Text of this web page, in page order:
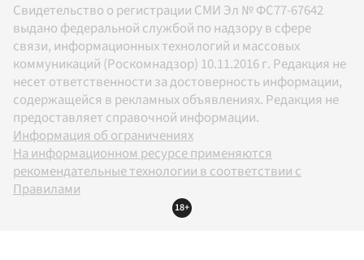
Свидетельство о регистрации СМИ Эл № ФС77-67642
выдано федеральной службой по надзору в сфере
связи, информационных технологий и массовых
коммуникаций (Роскомнадзор) 10.11.2016 г. Редакция не
несет ответственности за достоверность информации,
содержащейся в рекламных объявлениях. Редакция не
предоставляет справочной информации.
Информация об ограничениях
На информационном ресурсе применяются
рекомендательные технологии в соответствии с
Правилами
18+